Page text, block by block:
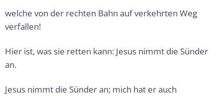
welche von der rechten Bahn auf verkehrten Weg
verfallen!
Hier ist, was sie retten kann: Jesus nimmt die Sünder
an.
Jesus nimmt die Sünder an; mich hat er auch